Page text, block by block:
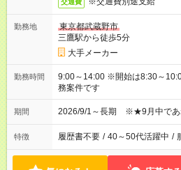
交通費
勤務地
東京都武蔵野市
三鷹駅から徒歩5分
大手メーカー
勤務時間
9:00～14:00 ※開始は8:30～
務案件です
期間 2026/9/1～長期 ※★9月中であ
特徴 履歴書不要 / 40～50代活躍中 /